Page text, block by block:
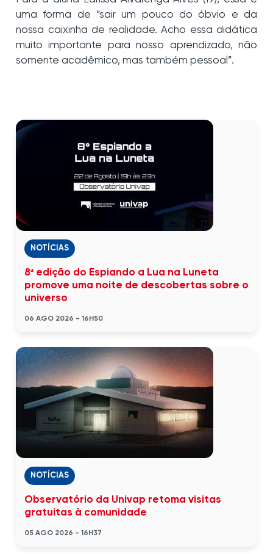
uma forma de “sair um pouco do óbvio e da
nossa caixinha de realidade. Acho essa didática
muito importante para nosso aprendizado, não
somente acadêmico, mas também pessoal”.
NOTÍCIAS
8ª edição do Espiando a Lua na Luneta
promove uma noite de descobertas sobre o
universo
06 AGO 2026 - 16H50
NOTÍCIAS
Observatório da Univap retoma visitas
gratuitas à comunidade
05 AGO 2026 - 16H37